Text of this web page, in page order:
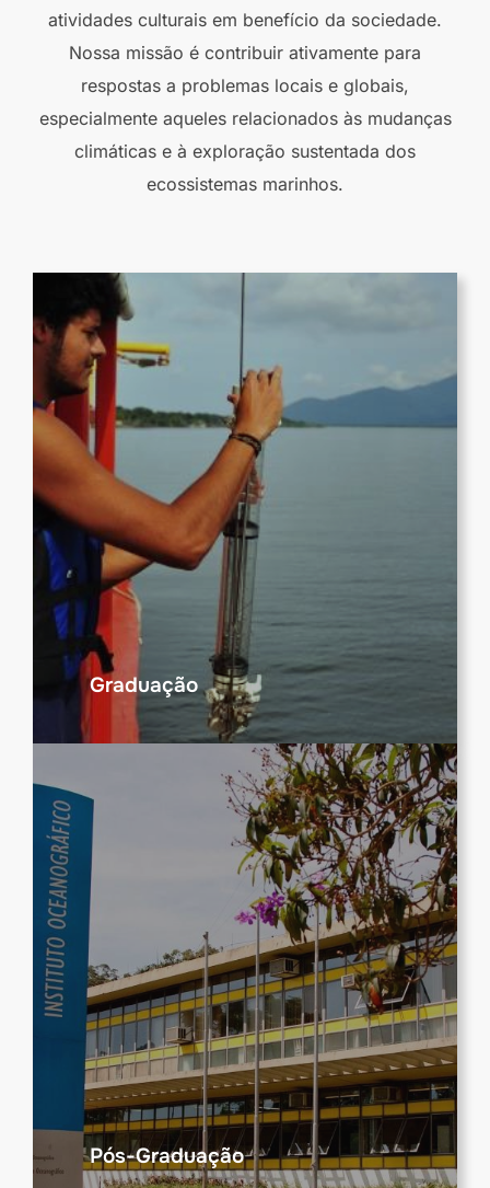
atividades culturais em benefício da sociedade.
Nossa missão é contribuir ativamente para
respostas a problemas locais e globais,
especialmente aqueles relacionados às mudanças
climáticas e à exploração sustentada dos
ecossistemas marinhos.
Graduação
Pós-Graduação